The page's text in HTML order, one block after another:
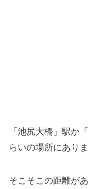
「池尻大橋」駅か
らいの場所にありま
そこそこの距離が